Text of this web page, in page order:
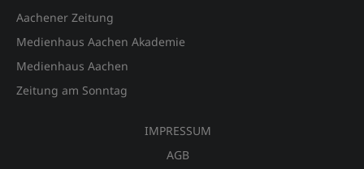
Aachener Zeitung
Medienhaus Aachen Akademie
Medienhaus Aachen
Zeitung am Sonntag
IMPRESSUM
AGB